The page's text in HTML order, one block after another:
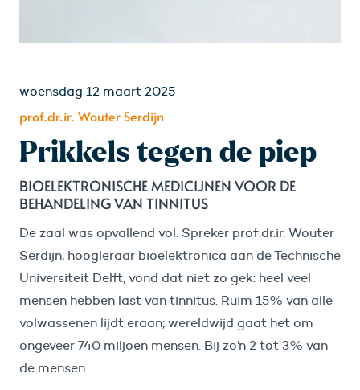
woensdag 12 maart 2025
prof.dr.ir. Wouter Serdijn
Prikkels tegen de piep
BIOELEKTRONISCHE MEDICIJNEN VOOR DE
BEHANDELING VAN TINNITUS
De zaal was opvallend vol. Spreker prof.dr.ir. Wouter
Serdijn, hoogleraar bioelektronica aan de Technische
Universiteit Delft, vond dat niet zo gek: heel veel
mensen hebben last van tinnitus. Ruim 15% van alle
volwassenen lijdt eraan; wereldwijd gaat het om
ongeveer 740 miljoen mensen. Bij zo’n 2 tot 3% van
de mensen ...